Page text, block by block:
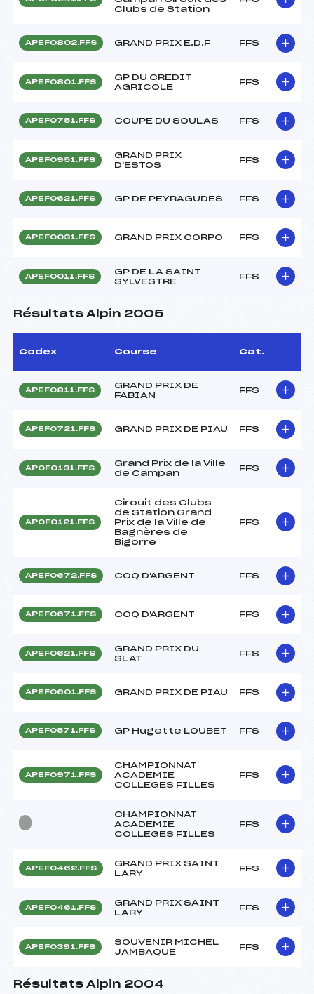
Clubs de Station
APEF0802.FFS GRAND PRIX E.D.F FFS
APEF0801.FFS
GP DU CREDIT
AGRICOLE
FFS
APEF0751.FFS COUPE DU SOULAS FFS
APEF0951.FFS
GRAND PRIX
D'ESTOS
FFS
APEF0621.FFS GP DE PEYRAGUDES FFS
APEF0031.FFS GRAND PRIX CORPO FFS
APEF0011.FFS
GP DE LA SAINT
SYLVESTRE
FFS
Résultats Alpin 2005
Codex Course Cat.
APEF0811.FFS
GRAND PRIX DE
FABIAN
FFS
APEF0721.FFS GRAND PRIX DE PIAU FFS
APOF0131.FFS
Grand Prix de la Ville
de Campan
FFS
APOF0121.FFS
Circuit des Clubs
de Station Grand
Prix de la Ville de
Bagnères de
Bigorre
FFS
APEF0672.FFS COQ D'ARGENT FFS
APEF0671.FFS COQ D'ARGENT FFS
APEF0621.FFS
GRAND PRIX DU
SLAT
FFS
APEF0601.FFS GRAND PRIX DE PIAU FFS
APEF0571.FFS GP Hugette LOUBET FFS
APEF0971.FFS
CHAMPIONNAT
ACADEMIE
COLLEGES FILLES
FFS
CHAMPIONNAT
ACADEMIE
COLLEGES FILLES
FFS
APEF0462.FFS
GRAND PRIX SAINT
LARY
FFS
APEF0461.FFS
GRAND PRIX SAINT
LARY
FFS
APEF0391.FFS
SOUVENIR MICHEL
JAMBAQUE
FFS
Résultats Alpin 2004